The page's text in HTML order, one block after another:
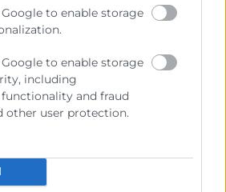
to enable storage
to enable storage
including
and fraud
other user protection.
València
– 46980